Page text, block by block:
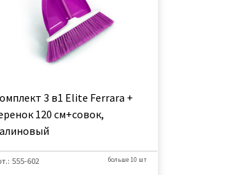
3 в1 Elite Ferrara +
120 см+совок,
555-602 больше 10 шт